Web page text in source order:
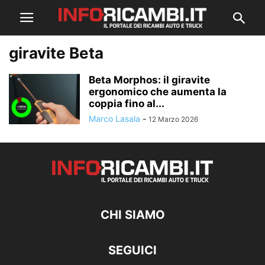
giravite Beta
Beta Morphos: il giravite
ergonomico che aumenta la
coppia fino al...
Marco Lasala - 12 Marzo 2026
CHI SIAMO
SEGUICI